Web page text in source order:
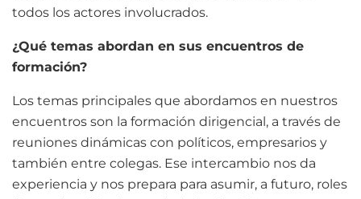
todos los actores involucrados.
¿Qué temas abordan en sus encuentros de
formación?
Los temas principales que abordamos en nuestros
encuentros son la formación dirigencial, a través de
reuniones dinámicas con políticos, empresarios y
también entre colegas. Ese intercambio nos da
experiencia y nos prepara para asumir, a futuro, roles